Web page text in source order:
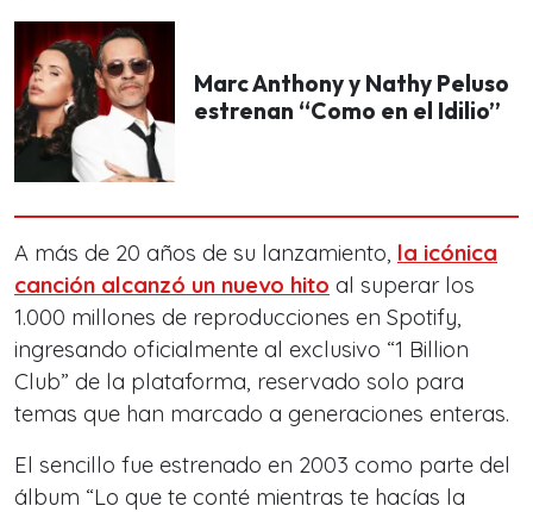
Marc Anthony y Nathy Peluso
estrenan “Como en el Idilio”
A más de 20 años de su lanzamiento, la icónica
canción alcanzó un nuevo hito al superar los
1.000 millones de reproducciones en Spotify,
ingresando oficialmente al exclusivo “1 Billion
Club” de la plataforma, reservado solo para
temas que han marcado a generaciones enteras.
El sencillo fue estrenado en 2003 como parte del
álbum “Lo que te conté mientras te hacías la